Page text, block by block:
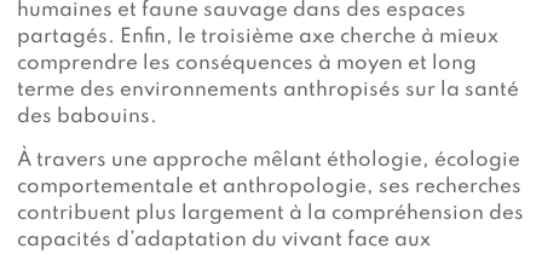
humaines et faune sauvage dans des espaces
partagés. Enfin, le troisième axe cherche à mieux
comprendre les conséquences à moyen et long
terme des environnements anthropisés sur la santé
des babouins.
À travers une approche mêlant éthologie, écologie
comportementale et anthropologie, ses recherches
contribuent plus largement à la compréhension des
capacités d’adaptation du vivant face aux